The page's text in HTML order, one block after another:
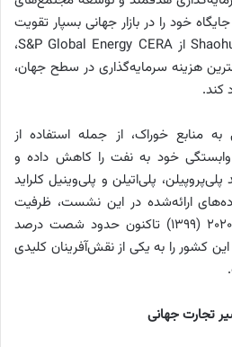
خود را در بازار جهانی بسپار تقویت
کرده است. به گفته Shaohua Feng از S&P Global Energy CERA،
هزینه سرمایه‌گذاری در سطح جهان،
کند.
منابع خوراک، از جمله استفاده از
خود به نفت را کاهش داده و
پلی‌اتیلن و پلی‌وینیل کلراید
ارائه‌شده در این نشست، ظرفیت
تولید بسپار در چین از سال ۲۰۲۰ (۱۳۹۹) تاکنون حدود شصت درصد
کشور را به یکی از نقش‌آفرینان کلیدی
تجارت جهانی